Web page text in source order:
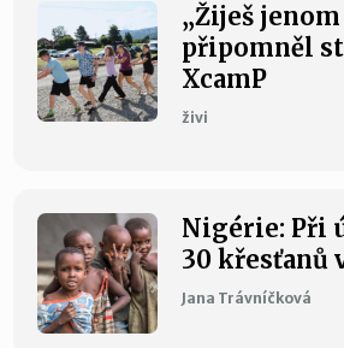
„Žiješ jenom
připomněl
XcamP
živi
Nigérie: Při
30 křesťanů
Jana Trávníčková